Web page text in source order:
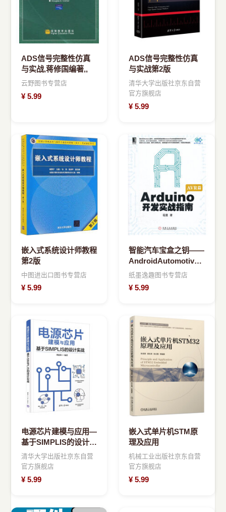
ADS信号完整性仿真
与实战,蒋修国编著,,
云野图书专营店
¥ 5.99
ADS信号完整性仿真
与实战第2版
清华大学出版社京东自营
官方旗舰店
¥ 5.99
嵌入式系统设计师教程
第2版
中图进出口图书专营店
¥ 5.99
智能汽车宝盒之钥——
AndroidAutomotive
车载信息系统樊祖杰，
纸墨逸趣图书专营店
¥ 5.99
电源芯片建模与应用—
基于SIMPLIS的设计实
战
清华大学出版社京东自营
官方旗舰店
¥ 5.99
嵌入式单片机STM原
理及应用
机械工业出版社京东自营
官方旗舰店
¥ 5.99